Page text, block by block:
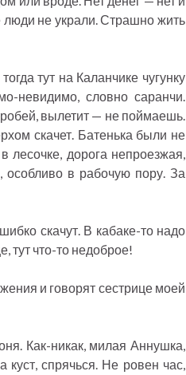
люди не украли. Страшно жить
тут на Каланчике чугунку
невидимо, словно саранчи.
вылетит — не поймаешь.
скачет. Батенька были не
лесочке, дорога непроезжая,
особливо в рабочую пору. За
скачут. В кабаке-то надо
тут что-то недоброе!
и говорят сестрице моей
Как-никак, милая Аннушка,
куст, спрячься. Не ровен час,